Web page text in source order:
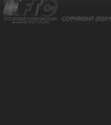
COPYRIGHT 2010